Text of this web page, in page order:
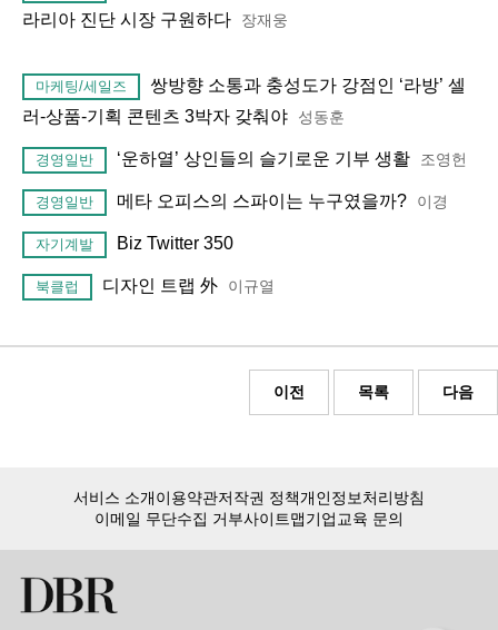
라리아 진단 시장 구원하다
장재웅
마케팅/세일즈
쌍방향 소통과 충성도가 강점인 ‘라방’ 셀
러-상품-기획 콘텐츠 3박자 갖춰야
성동훈
경영일반 ‘운하열’ 상인들의 슬기로운 기부 생활 조영헌
경영일반 메타 오피스의 스파이는 누구였을까? 이경
자기계발 Biz Twitter 350
북클럽 디자인 트랩 外 이규열
이전 목록 다음
서비스 소개이용약관저작권 정책개인정보처리방침
이메일 무단수집 거부사이트맵기업교육 문의